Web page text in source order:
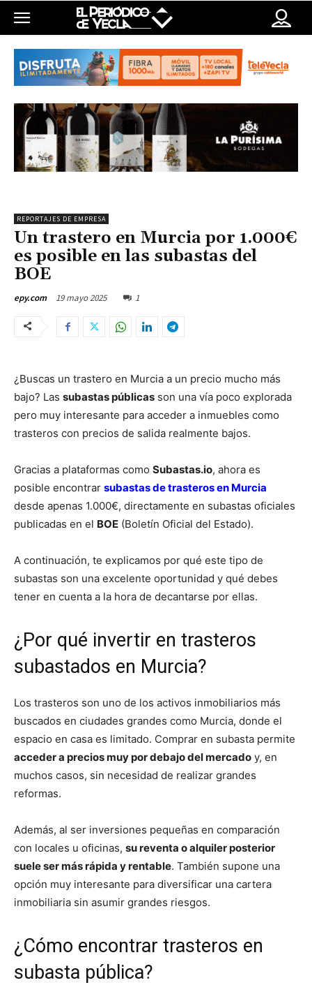
REPORTAJES DE EMPRESA
Un trastero en Murcia por 1.000€
es posible en las subastas del
BOE
epy.com 19 mayo 2025 1
¿Buscas un trastero en Murcia a un precio mucho más
bajo? Las subastas públicas son una vía poco explorada
pero muy interesante para acceder a inmuebles como
trasteros con precios de salida realmente bajos.
Gracias a plataformas como Subastas.io, ahora es
posible encontrar subastas de trasteros en Murcia
desde apenas 1.000€, directamente en subastas oficiales
publicadas en el BOE (Boletín Oficial del Estado).
A continuación, te explicamos por qué este tipo de
subastas son una excelente oportunidad y qué debes
tener en cuenta a la hora de decantarse por ellas.
¿Por qué invertir en trasteros
subastados en Murcia?
Los trasteros son uno de los activos inmobiliarios más
buscados en ciudades grandes como Murcia, donde el
espacio en casa es limitado. Comprar en subasta permite
acceder a precios muy por debajo del mercado y, en
muchos casos, sin necesidad de realizar grandes
reformas.
Además, al ser inversiones pequeñas en comparación
con locales u oficinas, su reventa o alquiler posterior
suele ser más rápida y rentable. También supone una
opción muy interesante para diversificar una cartera
inmobiliaria sin asumir grandes riesgos.
¿Cómo encontrar trasteros en
subasta pública?